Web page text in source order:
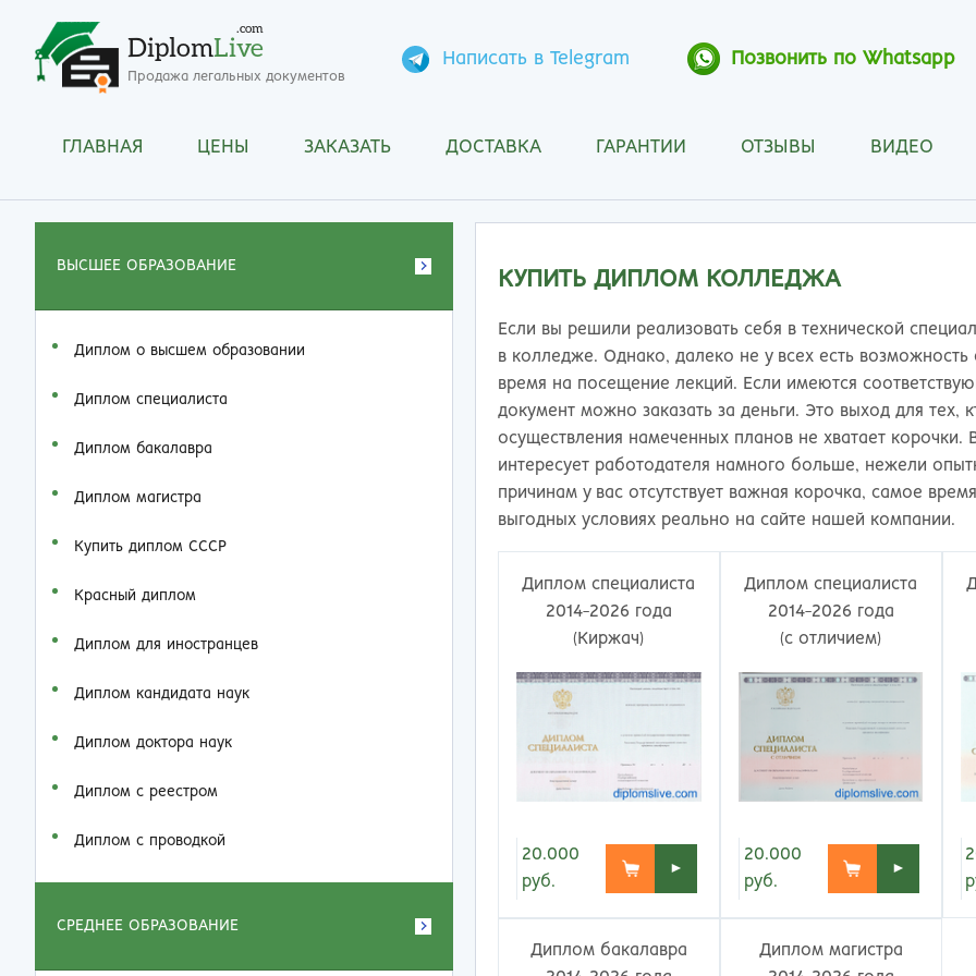
DiplomLive
.com
Продажа легальных документов
Написать в Telegram Позвонить по Whatsapp
ГЛАВНАЯ ЦЕНЫ ЗАКАЗАТЬ ДОСТАВКА ГАРАНТИИ ОТЗЫВЫ ВИДЕО
Архангельск
Барнаул
Белгород
Бийск
Благовещенск
Братск
Брянск
Великий Новгород
Владивосток
Волгоград
Воронеж
Екатеринбург
Йошкар-Ола
Калининград
Калуга
Кемерово
ВЫСШЕЕ ОБРАЗОВАНИЕ
Диплом о высшем образовании
Диплом специалиста
Диплом бакалавра
Диплом магистра
Купить диплом СССР
Красный диплом
Диплом для иностранцев
Диплом кандидата наук
Диплом доктора наук
Диплом с реестром
Диплом с проводкой
СРЕДНЕЕ ОБРАЗОВАНИЕ
КУПИТЬ ДИПЛОМ КОЛЛЕДЖА
Если вы решили реализовать себя в технической
в колледже. Однако, далеко не у всех есть
время на посещение лекций. Если имеются
документ можно заказать за деньги. Это выход для тех,
осуществления намеченных планов не хватает
интересует работодателя намного больше, нежели
причинам у вас отсутствует важная корочка, самое
выгодных условиях реально на сайте нашей компании.
Диплом специалиста
2014-2026 года
(Киржач)
20.000
руб.
►
Диплом специалиста
2014-2026 года
(с отличием)
20.000
руб.
►
Диплом бакалавра
Диплом магистра